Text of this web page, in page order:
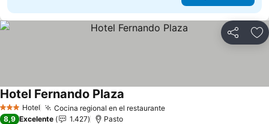
Compartir
3 Estrellas
Hotel Cocina regional en el restauranteVer precios
Hotel Fernando Plaza
8,9 Excelente 1.427 Pasto